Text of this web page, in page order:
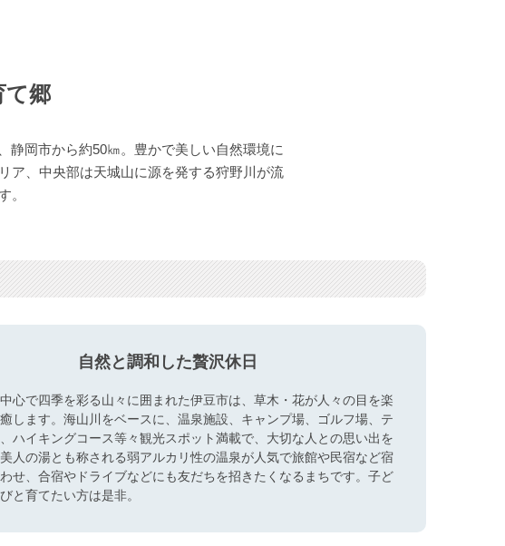
て郷
静岡市から約50㎞。豊かで美しい自然環境に
ア、中央部は天城山に源を発する狩野川が流
。
自然と調和した贅沢休日
心で四季を彩る山々に囲まれた伊豆市は、草木・花が人々の目を楽
します。海山川をベースに、温泉施設、キャンプ場、ゴルフ場、テ
ハイキングコース等々観光スポット満載で、大切な人との思い出を
人の湯とも称される弱アルカリ性の温泉が人気で旅館や民宿など宿
せ、合宿やドライブなどにも友だちを招きたくなるまちです。子ど
と育てたい方は是非。